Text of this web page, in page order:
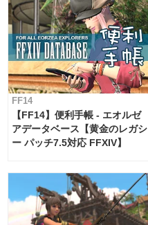
FF14
【FF14】便利手帳 - エオルゼ
アデータベース【黄金のレガシ
ー パッチ7.5対応 FFXIV】